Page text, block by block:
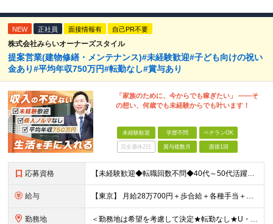
NEW 正社員 面接情報有 自己PR不要
株式会社みらいオーナーズスタイル
提案営業(建物修繕・メンテナンス)#未経験歓迎#子ども向けの祝い
金あり#平均年収750万円#転勤なし#賞与あり
「家族のために、今からでも稼ぎたい」 ――そ
の想い、何歳でも未経験からでも叶います！
未経験歓迎 学歴不問 ベテランOK
完全週休2日 賞与複数月 面接1回
応募資格 【未経験歓迎◆転職回数不問◆40代～50代活躍】 ＜＜志望動機は『稼ぎたい』だけでもOKです＞＞ 今回の募集は、今後の事業拡大に向けた 土台を築いていくための"増員"募集です。 ★未経験歓迎！業
給与 【東京】 月給28万700円＋歩合給＋各種手当＋賞与年2回 ※固定残業代57,900円（36時間分）を含む 【大阪】 月給26万8200円＋歩合給＋各種手当＋賞与年2回 ※固定残業代55,400円（
勤務地 ＜勤務地は希望を考慮して決定★転勤なし★U・Iターン歓迎＞ ※希望を考慮し、全国各エリアのいずれかの支店へ配属 【関東】 宇都宮支店／大宮支店／千葉支店 新宿支店／横浜支店／大和支店 【東海】 名